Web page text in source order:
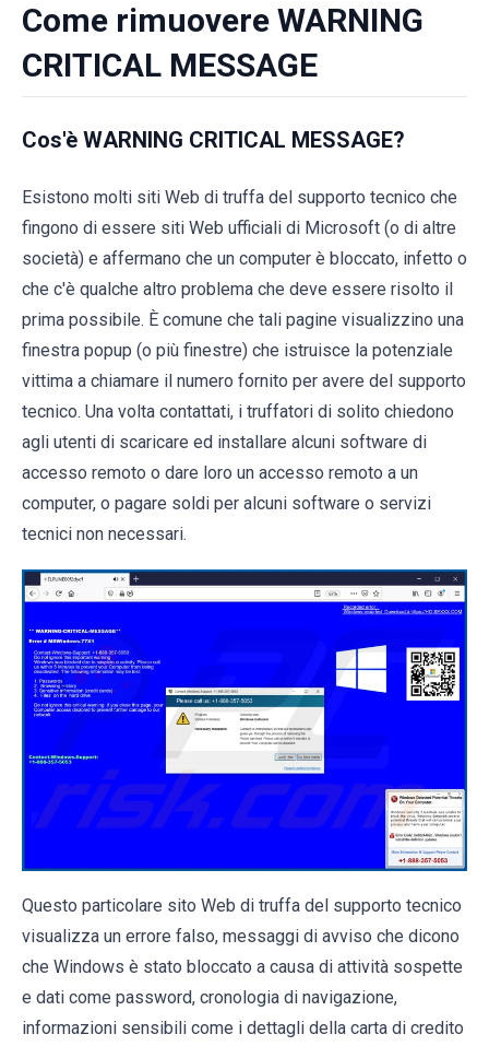
Come rimuovere WARNING
CRITICAL MESSAGE
Cos'è WARNING CRITICAL MESSAGE?
Esistono molti siti Web di truffa del supporto tecnico che
fingono di essere siti Web ufficiali di Microsoft (o di altre
società) e affermano che un computer è bloccato, infetto o
che c'è qualche altro problema che deve essere risolto il
prima possibile. È comune che tali pagine visualizzino una
finestra popup (o più finestre) che istruisce la potenziale
vittima a chiamare il numero fornito per avere del supporto
tecnico. Una volta contattati, i truffatori di solito chiedono
agli utenti di scaricare ed installare alcuni software di
accesso remoto o dare loro un accesso remoto a un
computer, o pagare soldi per alcuni software o servizi
tecnici non necessari.
Questo particolare sito Web di truffa del supporto tecnico
visualizza un errore falso, messaggi di avviso che dicono
che Windows è stato bloccato a causa di attività sospette
e dati come password, cronologia di navigazione,
informazioni sensibili come i dettagli della carta di credito